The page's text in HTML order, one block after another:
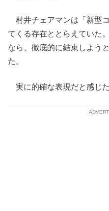
村井チェアマンは「新型
てくる存在ととらえていた
なら、徹底的に結束しよう
た。
実に的確な表現だと感じた